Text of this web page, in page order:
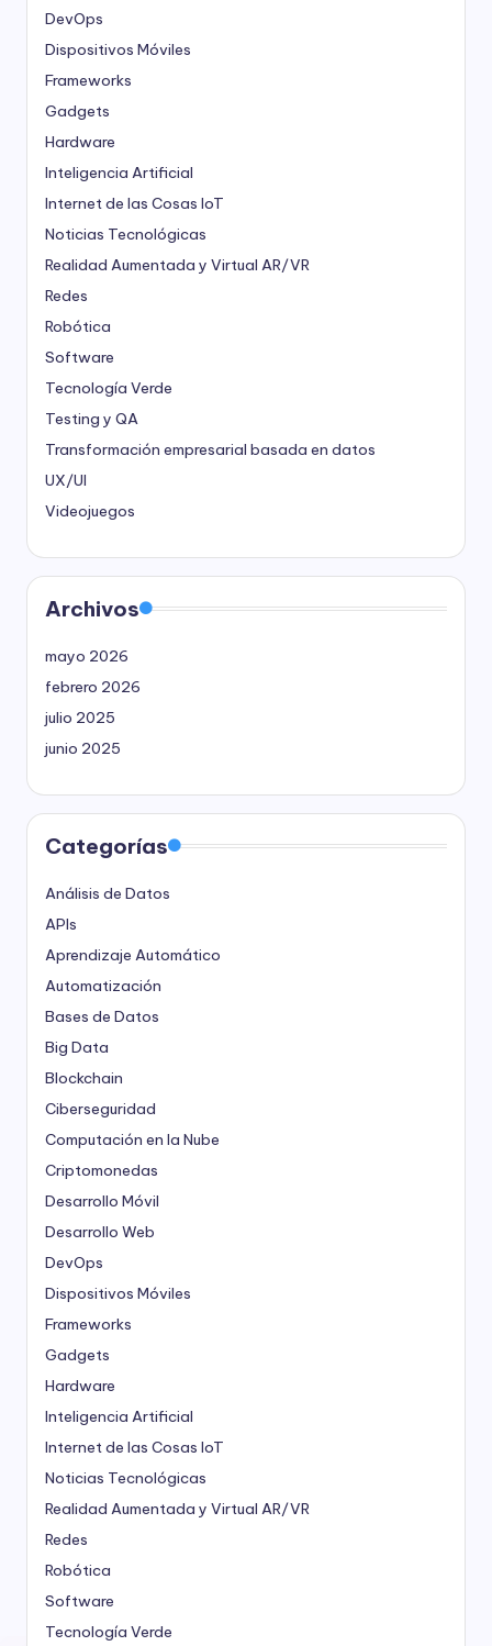
DevOps
Dispositivos Móviles
Frameworks
Gadgets
Hardware
Inteligencia Artificial
Internet de las Cosas IoT
Noticias Tecnológicas
Realidad Aumentada y Virtual AR/VR
Redes
Robótica
Software
Tecnología Verde
Testing y QA
Transformación empresarial basada en datos
UX/UI
Videojuegos
Archivos
mayo 2026
febrero 2026
julio 2025
junio 2025
Categorías
Análisis de Datos
APIs
Aprendizaje Automático
Automatización
Bases de Datos
Big Data
Blockchain
Ciberseguridad
Computación en la Nube
Criptomonedas
Desarrollo Móvil
Desarrollo Web
DevOps
Dispositivos Móviles
Frameworks
Gadgets
Hardware
Inteligencia Artificial
Internet de las Cosas IoT
Noticias Tecnológicas
Realidad Aumentada y Virtual AR/VR
Redes
Robótica
Software
Tecnología Verde